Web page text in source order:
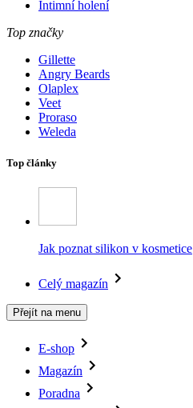
Intimní holení
Top značky
Gillette
Angry Beards
Olaplex
Veet
Proraso
Weleda
Top články
Jak poznat silikon v kosmetice
Celý magazín
Přejít na menu
E-shop
Magazín
Poradna